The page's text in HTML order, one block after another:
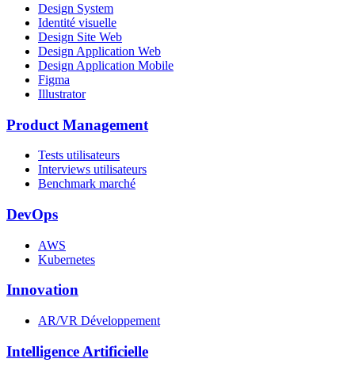
Design System
Identité visuelle
Design Site Web
Design Application Web
Design Application Mobile
Figma
Illustrator
Product Management
Tests utilisateurs
Interviews utilisateurs
Benchmark marché
DevOps
AWS
Kubernetes
Innovation
AR/VR Développement
Intelligence Artificielle